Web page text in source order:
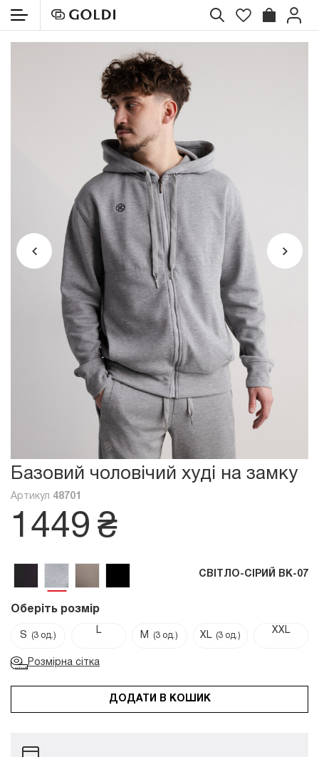
Базовий чоловічий худі на замку
Артикул 48701
1449 ₴
СВІТЛО-СІРИЙ ВК-07
Оберіть розмір
S (3 од.)
L
M (3 од.) XL (3 од.)
XXL
Розмірна сітка
ДОДАТИ В КОШИК